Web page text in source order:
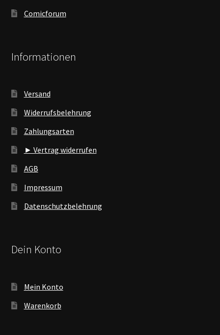
Comicforum
Informationen
Versand
Widerrufsbelehrung
Zahlungsarten
► Vertrag widerrufen
AGB
Impressum
Datenschutzbelehrung
Dein Konto
Mein Konto
Warenkorb